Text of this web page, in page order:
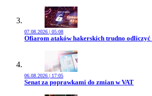
07.08.2026 | 05:08
Przejdź do artykułu:
Ofiarom ataków hakerskich trudno odliczyć
06.08.2026 | 17:05
Przejdź do artykułu:
Senat za poprawkami do zmian w VAT